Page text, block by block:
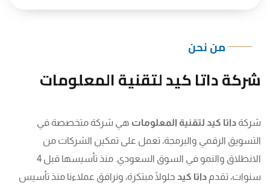
من نحن
شركة داتا كيد لتقنية المعلومات
شركة داتا كيد لتقنية المعلومات هي شركة متخصصة في
التسويق الرقمي والبرمجة، تعمل على تمكين الشركات من
الانطلاق والنمو في السوق السعودي. منذ تأسيسها قبل 4
سنوات، تقدم داتا كيد حلولًا مبتكرة، ونرافق عملاءنا منذ تأسيس